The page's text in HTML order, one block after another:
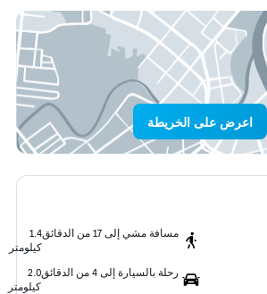
اعرض على الخريطة
مسافة مشي إلى 17 من الدقائق
1.4
كيلومتر
رحلة بالسيارة إلى 4 من الدقائق
2.0
كيلومتر